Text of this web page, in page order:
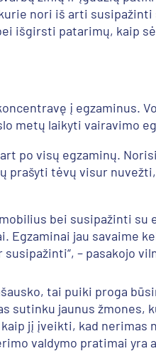
nori iš arti susipažinti
išgirsti patarimų, kaip
į egzaminus.
metų laikyti vairavimo
po visų egzaminų.
prašyti tėvų visur
bei susipažinti su
Egzaminai jau savaime
– pasakojo
tai puiki proga
sutinku jaunus žmones,
jį įveikti, kad nerimas
valdymo pratimai yra